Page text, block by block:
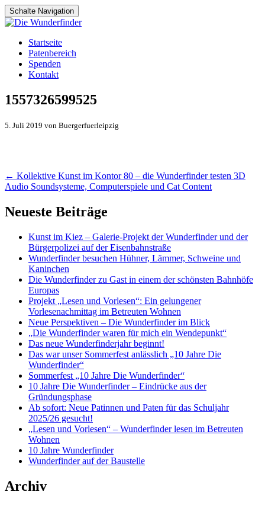
Schalte Navigation
Zum
Inhalt
springen
Startseite
Patenbereich
Spenden
Kontakt
1557326599525
5. Juli 2019 von Buergerfuerleipzig
Artikel-
Navigation
← Kollektive Kunst im Kontor 80 – die Wunderfinder testen 3D
Audio Soundsysteme, Computerspiele und Cat Content
Neueste Beiträge
Kunst im Kiez – Galerie-Projekt der Wunderfinder und der
Bürgerpolizei auf der Eisenbahnstraße
Wunderfinder besuchen Hühner, Lämmer, Schweine und
Kaninchen
Die Wunderfinder zu Gast in einem der schönsten Bahnhöfe
Europas
Projekt „Lesen und Vorlesen“: Ein gelungener
Vorlesenachmittag im Betreuten Wohnen
Neue Perspektiven – Die Wunderfinder im Blick
„Die Wunderfinder waren für mich ein Wendepunkt“
Das neue Wunderfinderjahr beginnt!
Das war unser Sommerfest anlässlich „10 Jahre Die
Wunderfinder“
Sommerfest „10 Jahre Die Wunderfinder“
10 Jahre Die Wunderfinder – Eindrücke aus der
Gründungsphase
Ab sofort: Neue Patinnen und Paten für das Schuljahr
2025/26 gesucht!
„Lesen und Vorlesen“ – Wunderfinder lesen im Betreuten
Wohnen
10 Jahre Wunderfinder
Wunderfinder auf der Baustelle
Archiv